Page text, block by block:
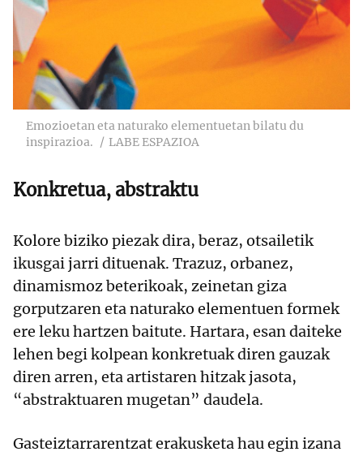
Emozioetan eta naturako elementuetan bilatu du
inspirazioa.
LABE ESPAZIOA
Konkretua, abstraktu
Kolore biziko piezak dira, beraz, otsailetik
ikusgai jarri dituenak. Trazuz, orbanez,
dinamismoz beterikoak, zeinetan giza
gorputzaren eta naturako elementuen formek
ere leku hartzen baitute. Hartara, esan daiteke
lehen begi kolpean konkretuak diren gauzak
diren arren, eta artistaren hitzak jasota,
“abstraktuaren mugetan” daudela.
Gasteiztarrarentzat erakusketa hau egin izana